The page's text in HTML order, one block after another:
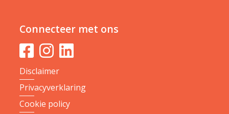
Connecteer met ons
Disclaimer
Privacyverklaring
Cookie policy